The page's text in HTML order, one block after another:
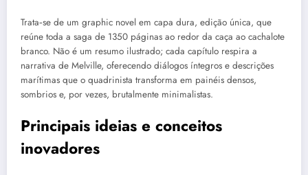
Trata‑se de um graphic novel em capa dura, edição única, que
reúne toda a saga de 1350 páginas ao redor da caça ao cachalote
branco. Não é um resumo ilustrado; cada capítulo respira a
narrativa de Melville, oferecendo diálogos íntegros e descrições
marítimas que o quadrinista transforma em painéis densos,
sombrios e, por vezes, brutalmente minimalistas.
Principais ideias e conceitos
inovadores